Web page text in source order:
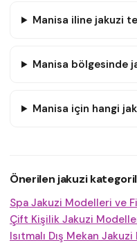
Manisa iline jakuzi
Manisa bölgesinde
Manisa için hangi
Önerilen jakuzi
Spa Jakuzi Modelleri ve
Çift Kişilik Jakuzi
Isıtmalı Dış Mekan